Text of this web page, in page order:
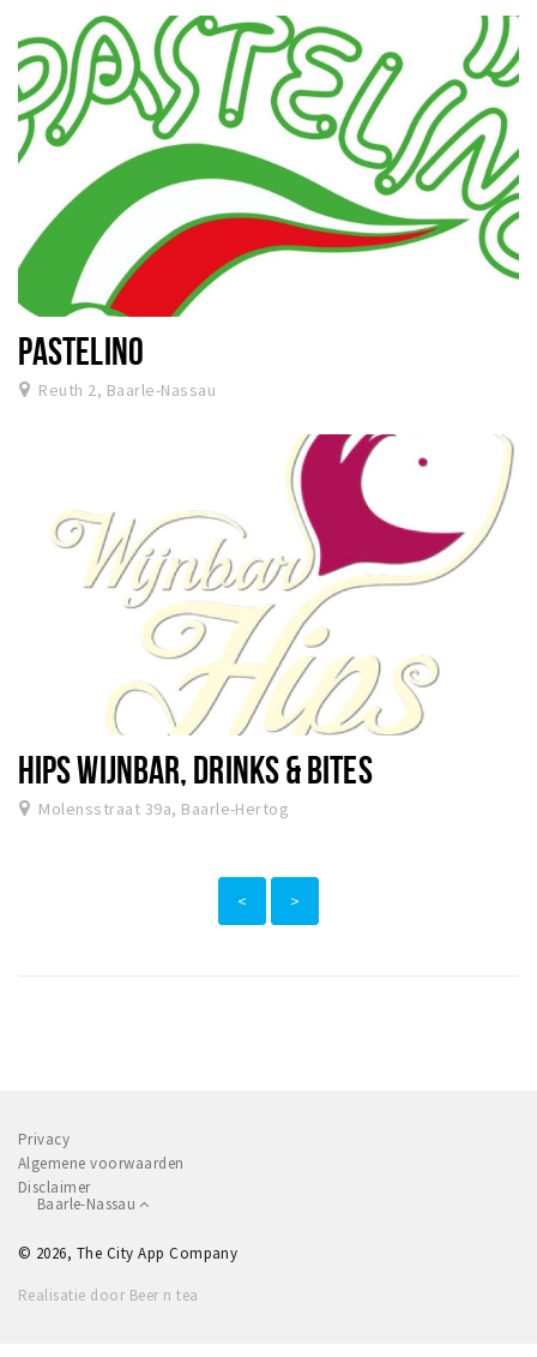
PASTELINO
Reuth 2, Baarle-Nassau
HIPS WIJNBAR, DRINKS & BITES
Molensstraat 39a, Baarle-Hertog
< >
Privacy
Algemene voorwaarden
Disclaimer
Baarle-Nassau
© 2026, The City App Company
Realisatie door Beer n tea